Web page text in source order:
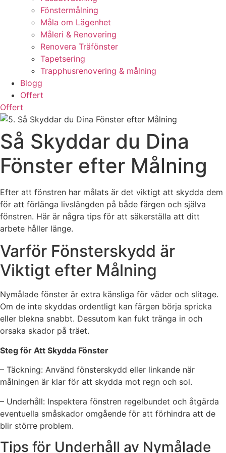
Fönstermålning
Måla om Lägenhet
Måleri & Renovering
Renovera Träfönster
Tapetsering
Trapphusrenovering & målning
Blogg
Offert
Offert
Så Skyddar du Dina
Fönster efter Målning
Efter att fönstren har målats är det viktigt att skydda dem
för att förlänga livslängden på både färgen och själva
fönstren. Här är några tips för att säkerställa att ditt
arbete håller länge.
Varför Fönsterskydd är
Viktigt efter Målning
Nymålade fönster är extra känsliga för väder och slitage.
Om de inte skyddas ordentligt kan färgen börja spricka
eller blekna snabbt. Dessutom kan fukt tränga in och
orsaka skador på träet.
Steg för Att Skydda Fönster
– Täckning: Använd fönsterskydd eller linkande när
målningen är klar för att skydda mot regn och sol.
– Underhåll: Inspektera fönstren regelbundet och åtgärda
eventuella småskador omgående för att förhindra att de
blir större problem.
Tips för Underhåll av Nymålade